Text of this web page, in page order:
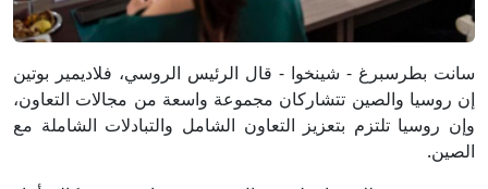
سانت بطرسبرغ - شينخوا - قال الرئيس الروسي، فلاديمير بوتين
إن روسيا والصين تتشاركان مجموعة واسعة من مجالات التعاون،
وإن روسيا تلتزم بتعزيز التعاون الشامل والتبادلات الشاملة مع
الصين.